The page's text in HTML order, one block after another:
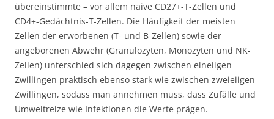
übereinstimmte – vor allem naive CD27+-T-Zellen und
CD4+-Gedächtnis-T-Zellen. Die Häufigkeit der meisten
Zellen der erworbenen (T- und B-Zellen) sowie der
angeborenen Abwehr (Granulozyten, Monozyten und NK-
Zellen) unterschied sich dagegen zwischen eineiigen
Zwillingen praktisch ebenso stark wie zwischen zweieiigen
Zwillingen, sodass man annehmen muss, dass Zufälle und
Umweltreize wie Infektionen die Werte prägen.